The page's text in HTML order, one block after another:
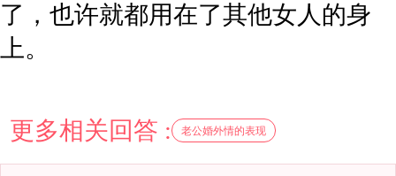
了，也许就都用在了其他女人的身
上。
更多相关回答 : 老公婚外情的表现